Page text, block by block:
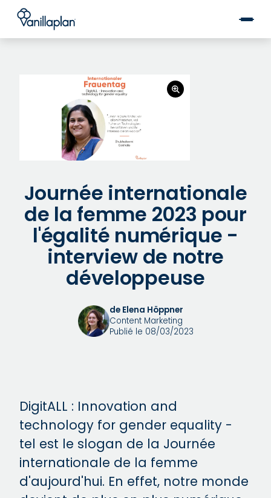
®
Journée internationale
de la femme 2023 pour
l'égalité numérique -
interview de notre
développeuse
de Elena Höppner
Content Marketing
Publié le 08/03/2023
DigitALL : Innovation and
technology for gender equality -
tel est le slogan de la Journée
internationale de la femme
d'aujourd'hui. En effet, notre monde